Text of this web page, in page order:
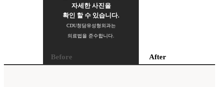
자세한 사진을
확인 할 수 있습니다.
CDU청담유성형외과는
의료법을 준수합니다.
Before After